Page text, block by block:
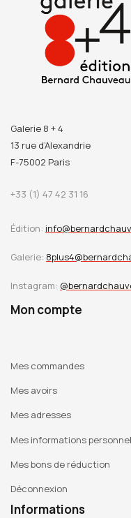
Galerie 8 + 4
13 rue d’Alexandrie
F-75002 Paris
+33 (1) 47 42 31 16
Édition:
Galerie:
Instagram:
Mon compte
Mes commandes
Mes avoirs
Mes adresses
Mes informations
Mes bons de réduction
Déconnexion
Informations